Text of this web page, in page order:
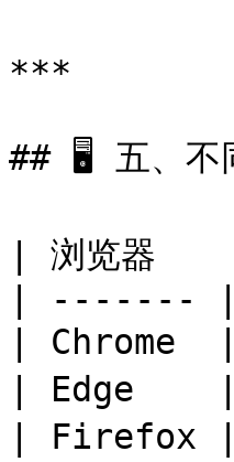
***
## 🖥 五、不
| 浏览器
| -------
| Chrome
| Edge
| Firefox